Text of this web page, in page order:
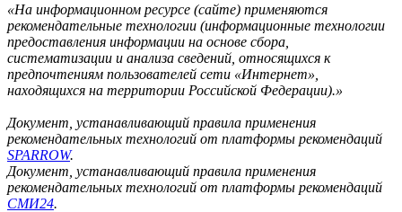
«На информационном ресурсе (сайте) применяются
рекомендательные технологии (информационные технологии
предоставления информации на основе сбора,
систематизации и анализа сведений, относящихся к
предпочтениям пользователей сети «Интернет»,
находящихся на территории Российской Федерации).»
Документ, устанавливающий правила применения
рекомендательных технологий от платформы рекомендаций
SPARROW.
Документ, устанавливающий правила применения
рекомендательных технологий от платформы рекомендаций
СМИ24.